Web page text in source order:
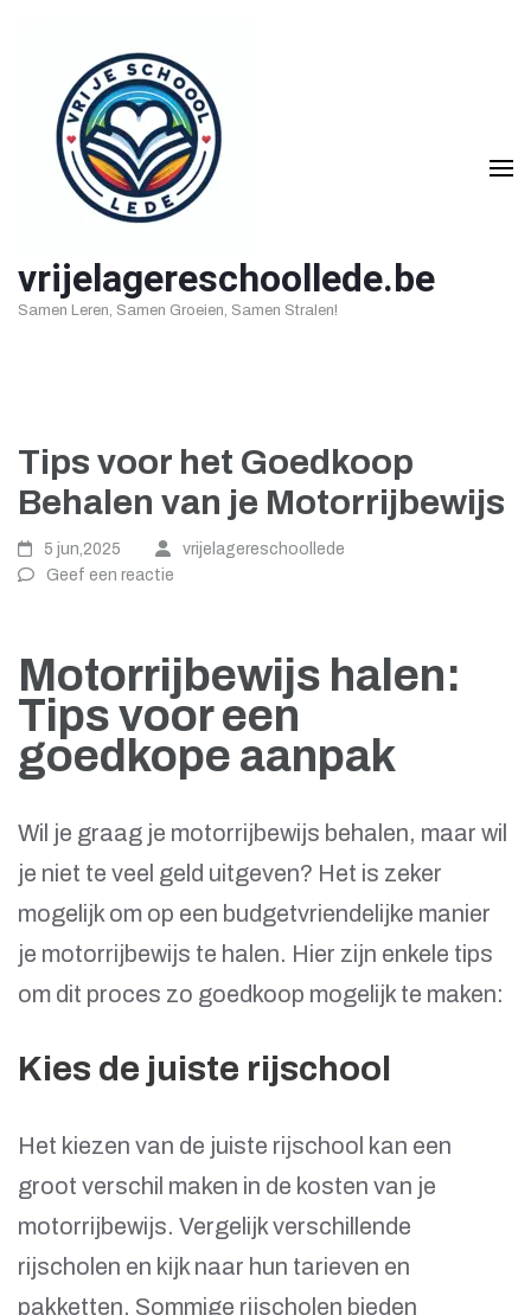
inhoud
vrijelagereschoollede.be
Samen Leren, Samen Groeien, Samen Stralen!
Tips voor het Goedkoop
Behalen van je Motorrijbewijs
5 jun,2025
vrijelagereschoollede
Geef een reactie
Motorrijbewijs halen:
Tips voor een
goedkope aanpak
Wil je graag je motorrijbewijs behalen, maar wil
je niet te veel geld uitgeven? Het is zeker
mogelijk om op een budgetvriendelijke manier
je motorrijbewijs te halen. Hier zijn enkele tips
om dit proces zo goedkoop mogelijk te maken:
Kies de juiste rijschool
Het kiezen van de juiste rijschool kan een
groot verschil maken in de kosten van je
motorrijbewijs. Vergelijk verschillende
rijscholen en kijk naar hun tarieven en
pakketten. Sommige rijscholen bieden